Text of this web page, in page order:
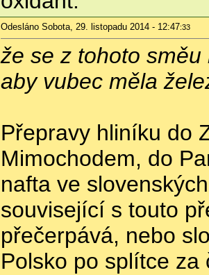
Odesláno Sobota, 29. listopadu 2014 - 12:47:33
že se z tohoto
aby vubec měla
Přepravy hliníku do
Mimochodem, do
nafta ve
související s touto
přečerpává, nebo
Polsko po splítce za